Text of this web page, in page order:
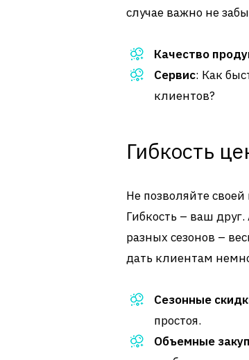
случае важно не
Качество
Сервис: Как
клиентов?
Гибкость
Не позволяйте
Гибкость – ваш
разных сезонов –
дать клиентам
Сезонные
простоя.
Объемные